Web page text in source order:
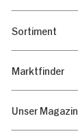
Sortiment
Marktfinder
Unser Magazin